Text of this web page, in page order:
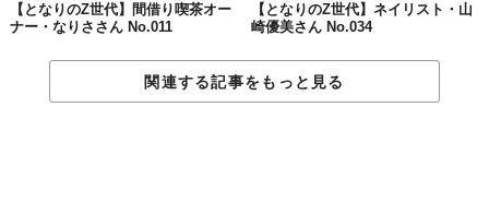
山岡寛泳（he/him）
2002年11月7日生まれ。鯉のぼりクリエイター。
Instagram：@kanei_yamaoka , @eiei_koinobori
【となりのZ世代】間借り喫茶オー
ナー・なりささん No.011
【となりのZ世代】ネイリスト・山
崎優美さん No.034
関連する記事をもっと見る